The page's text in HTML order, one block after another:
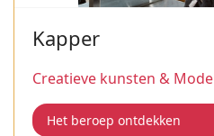
Kapper
Creatieve kunsten & Mode
Het beroep ontdekken